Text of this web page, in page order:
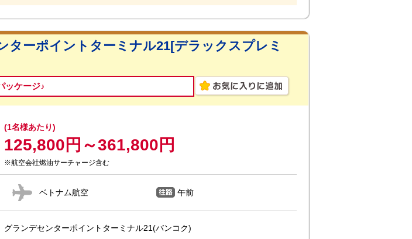
ターポイントターミナル21[デラックスプレミ
ッケージ♪
(1名様あたり)
125,800円～361,800円
※航空会社燃油サーチャージ含む
ベトナム航空 午前
グランデセンターポイントターミナル21(バンコク)